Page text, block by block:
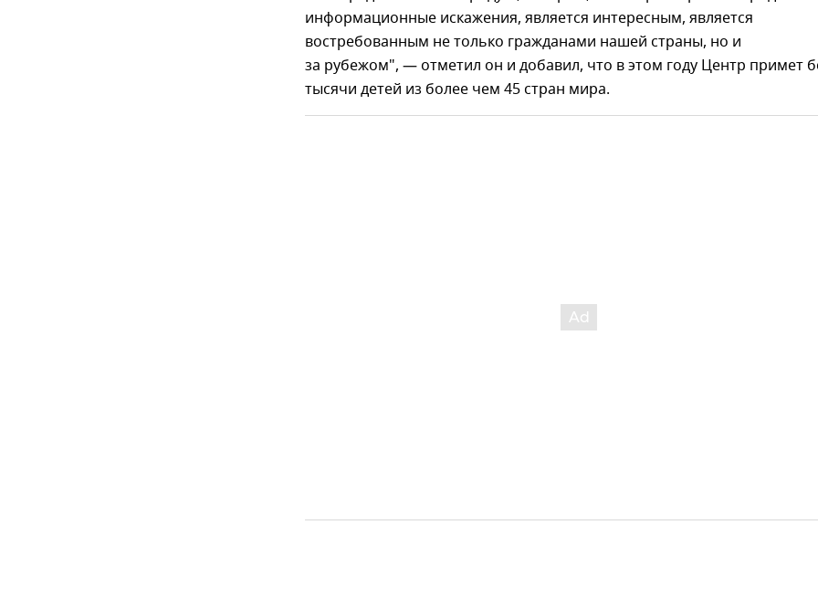
информационные искажения, является интересным, является
востребованным не только гражданами нашей страны, но и
за рубежом", — отметил он и добавил, что в этом году Центр примет
тысячи детей из более чем 45 стран мира.